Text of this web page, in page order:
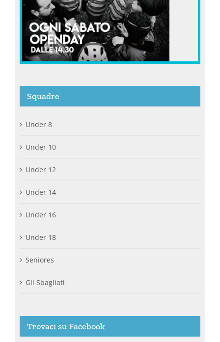
Squadre
Under 8
Under 10
Under 12
Under 14
Under 16
Under 18
Seniores
Gli Sbagliati
Trovaci su Facebook